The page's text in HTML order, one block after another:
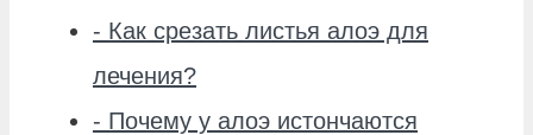
- Как срезать листья алоэ для
лечения?
- Почему у алоэ истончаются